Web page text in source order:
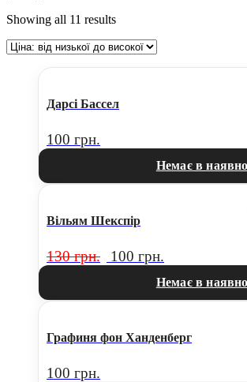
Showing all 11 results
Дарсі Бассел
100 грн.
Немає в
Вільям Шекспір
130грн. 100 грн.
Немає в
Графиня фон Ханденберг
100 грн.